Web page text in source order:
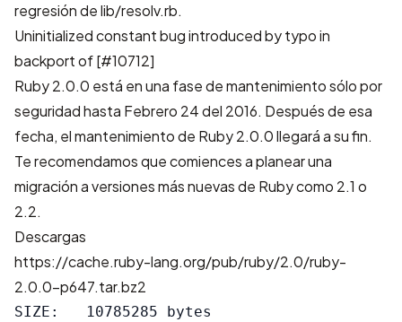
regresión de lib/resolv.rb.
Uninitialized constant bug introduced by typo in
backport of [#10712]
Ruby 2.0.0 está en una fase de mantenimiento sólo por
seguridad hasta Febrero 24 del 2016. Después de esa
fecha, el mantenimiento de Ruby 2.0.0 llegará a su fin.
Te recomendamos que comiences a planear una
migración a versiones más nuevas de Ruby como 2.1 o
2.2.
Descargas
https://cache.ruby-lang.org/pub/ruby/2.0/ruby-
2.0.0-p647.tar.bz2
SIZE:   10785285 bytes